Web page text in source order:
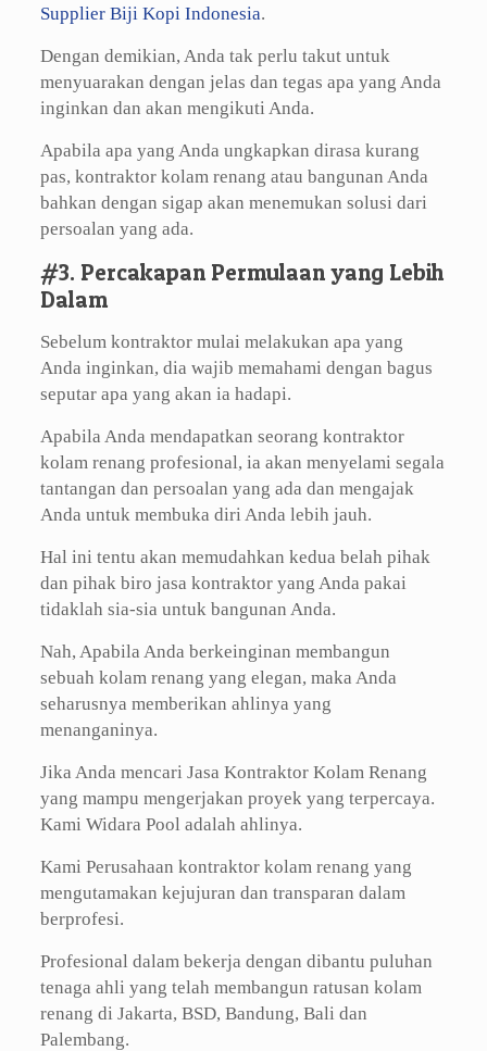
Supplier Biji Kopi Indonesia.
Dengan demikian, Anda tak perlu takut untuk
menyuarakan dengan jelas dan tegas apa yang Anda
inginkan dan akan mengikuti Anda.
Apabila apa yang Anda ungkapkan dirasa kurang
pas, kontraktor kolam renang atau bangunan Anda
bahkan dengan sigap akan menemukan solusi dari
persoalan yang ada.
#3. Percakapan Permulaan yang Lebih
Dalam
Sebelum kontraktor mulai melakukan apa yang
Anda inginkan, dia wajib memahami dengan bagus
seputar apa yang akan ia hadapi.
Apabila Anda mendapatkan seorang kontraktor
kolam renang profesional, ia akan menyelami segala
tantangan dan persoalan yang ada dan mengajak
Anda untuk membuka diri Anda lebih jauh.
Hal ini tentu akan memudahkan kedua belah pihak
dan pihak biro jasa kontraktor yang Anda pakai
tidaklah sia-sia untuk bangunan Anda.
Nah, Apabila Anda berkeinginan membangun
sebuah kolam renang yang elegan, maka Anda
seharusnya memberikan ahlinya yang
menanganinya.
Jika Anda mencari Jasa Kontraktor Kolam Renang
yang mampu mengerjakan proyek yang terpercaya.
Kami Widara Pool adalah ahlinya.
Kami Perusahaan kontraktor kolam renang yang
mengutamakan kejujuran dan transparan dalam
berprofesi.
Profesional dalam bekerja dengan dibantu puluhan
tenaga ahli yang telah membangun ratusan kolam
renang di Jakarta, BSD, Bandung, Bali dan
Palembang.